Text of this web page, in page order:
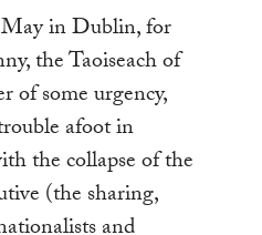
in Dublin, for
the Taoiseach of
of some urgency,
afoot in
the collapse of the
(the sharing,